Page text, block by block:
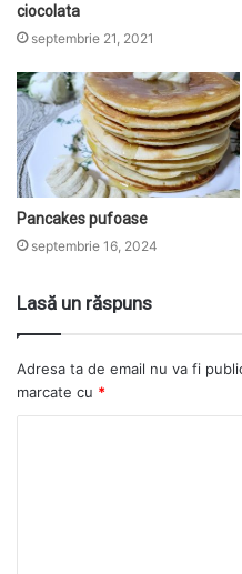
ciocolata
septembrie 21, 2021
Pancakes pufoase
septembrie 16, 2024
Lasă un răspuns
Adresa ta de email nu va fi
marcate cu *